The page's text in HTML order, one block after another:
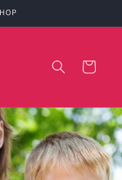
Carrito